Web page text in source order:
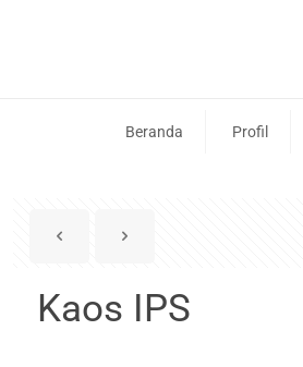
Beranda Profil
Kaos IPS